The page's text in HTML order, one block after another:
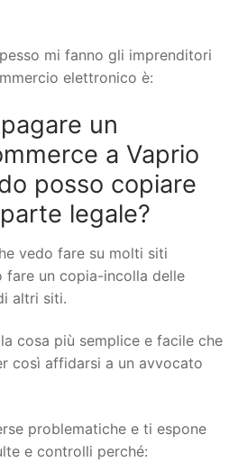
mi fanno gli imprenditori
elettronico è:
un
a Vaprio
posso copiare
legale?
vedo fare su molti siti
fare un copia-incolla delle
altri siti.
cosa più semplice e facile che
così affidarsi a un avvocato
problematiche e ti espone
e controlli perché: